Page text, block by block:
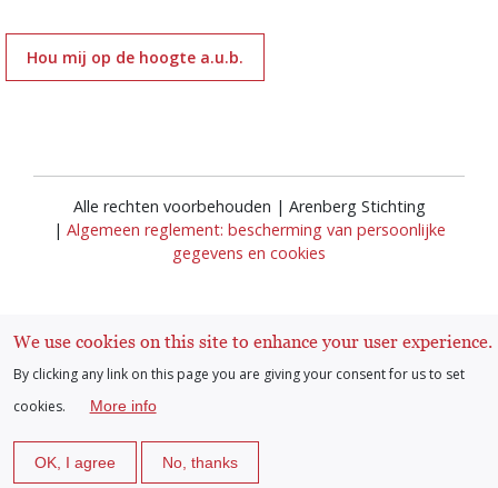
Hou mij op de hoogte a.u.b.
Alle rechten voorbehouden | Arenberg Stichting
| Algemeen reglement: bescherming van persoonlijke
gegevens en cookies
User
Inloggen
We use cookies on this site to enhance your user experience.
By clicking any link on this page you are giving your consent for us to set
cookies.
More info
OK, I agree No, thanks